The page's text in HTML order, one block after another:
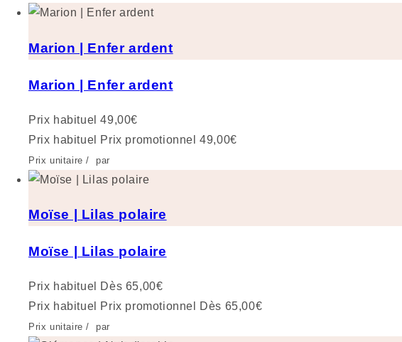
Marion | Enfer ardent
Marion | Enfer ardent
Prix habituel 49,00€
Prix habituel
Prix promotionnel 49,00€
Prix unitaire / par
Moïse | Lilas polaire
Moïse | Lilas polaire
Prix habituel
Dès 65,00€
Prix habituel
Prix promotionnel Dès 65,00€
Prix unitaire / par